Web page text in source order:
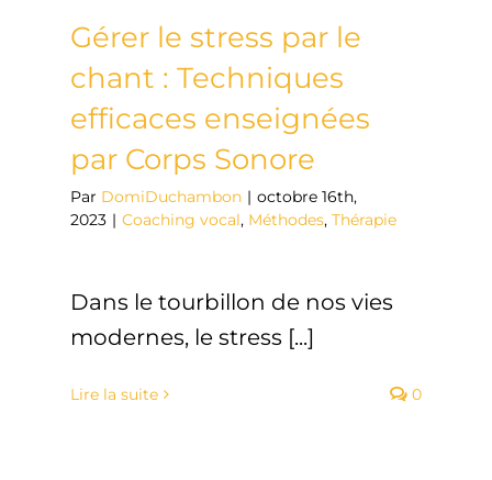
Gérer le stress par le
chant : Techniques
efficaces enseignées
par Corps Sonore
Par DomiDuchambon | octobre 16th,
2023 | Coaching vocal, Méthodes, Thérapie
Dans le tourbillon de nos vies
modernes, le stress [...]
Lire la suite 0